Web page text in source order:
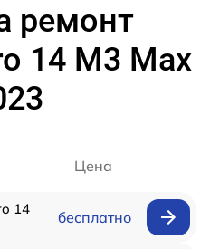
ремонт
14 M3 Max
Цена
14
бесплатно